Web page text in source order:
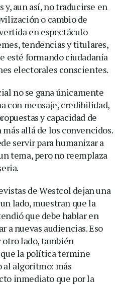
aun así, no traducirse en
o cambio de
en espectáculo
tendencias y titulares,
esté formando ciudadanía
electorales conscientes.
no se gana únicamente
con mensaje, credibilidad,
y capacidad de
allá de los convencidos.
servir para humanizar a
tema, pero no reemplaza
de Westcol dejan una
lado, muestran que la
que debe hablar en
a nuevas audiencias. Eso
otro lado, también
la política termine
al algoritmo: más
inmediato que por la